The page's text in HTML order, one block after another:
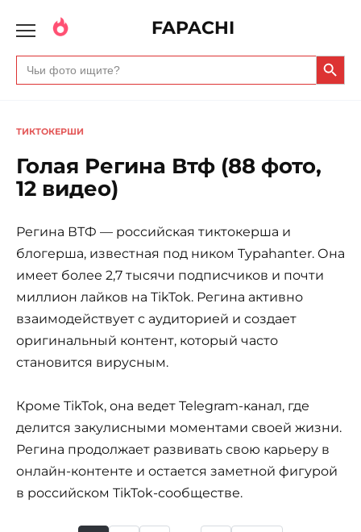
FAPACHI
Search
for:
Search Button
ТИКТОКЕРШИ
Голая Регина Втф (88 фото,
12 видео)
Регина ВТФ — российская тиктокерша и
блогерша, известная под ником Typahanter. Она
имеет более 2,7 тысячи подписчиков и почти
миллион лайков на TikTok. Регина активно
взаимодействует с аудиторией и создает
оригинальный контент, который часто
становится вирусным.
Кроме TikTok, она ведет Telegram-канал, где
делится закулисными моментами своей жизни.
Регина продолжает развивать свою карьеру в
онлайн-контенте и остается заметной фигурой
в российском TikTok-сообществе.